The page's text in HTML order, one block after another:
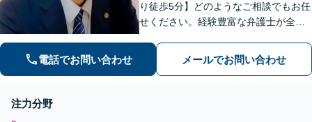
り徒歩5分】どのようなご相談でもお任
せください。経験豊富な弁護士が全力
電話でお問い合わせ メールでお問い合わせ
注力分野